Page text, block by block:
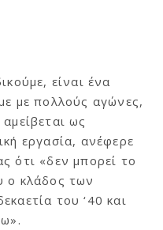
είναι ένα
με πολλούς αγώνες,
ως
εργασία, ανέφερε
ότι «δεν μπορεί το
ο κλάδος των
του ‘40 και